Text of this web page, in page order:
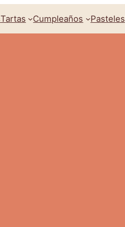
Tartas Cumpleaños Pasteles